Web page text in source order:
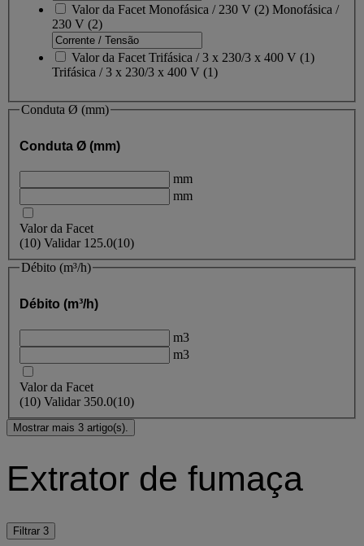
Valor da Facet Monofásica / 230 V (2) Monofásica /
230 V (2)
Valor da Facet Trifásica / 3 x 230/3 x 400 V (1)
Trifásica / 3 x 230/3 x 400 V (1)
Conduta Ø (mm)
Conduta Ø (mm)
mm
mm
Valor da Facet
(10) Validar 125.0(10)
Débito (m³/h)
Débito (m³/h)
m3
m3
Valor da Facet
(10) Validar350.0(10)
Mostrar mais 3 artigo(s).
Extrator de fumaça
Filtrar 3